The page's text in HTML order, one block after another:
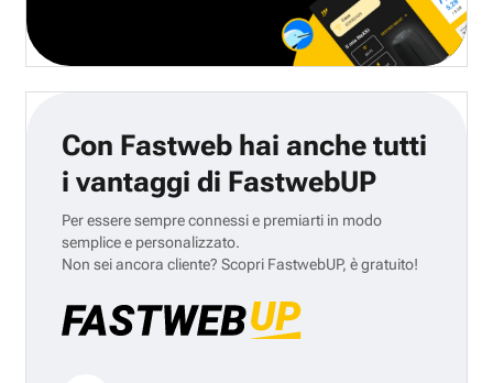
Con Fastweb hai anche tutti
i vantaggi di FastwebUP
Per essere sempre connessi e premiarti in modo
semplice e personalizzato.
Non sei ancora cliente? Scopri FastwebUP, è gratuito!